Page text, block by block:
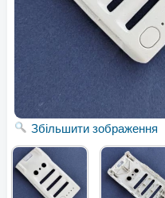
Збільшити зображення